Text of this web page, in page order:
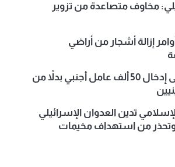
مخاوف متصاعدة من تزوير
الاحتلال يصدر 8 أوامر إزالة أشجار من أراضي
نتنياهو يوافق على إدخال 50 ألف عامل أجنبي بدلاً من
تدين العدوان الإسرائيلي
وتحذر من استهداف مخيمات